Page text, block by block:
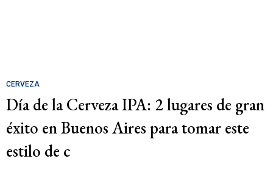
CERVEZA
Día de la Cerveza IPA: 2 lugares de gran
éxito en Buenos Aires para tomar este
estilo de c